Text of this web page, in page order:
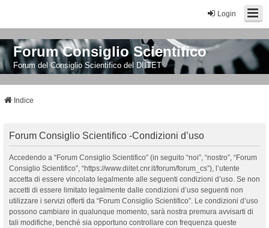
Login
Forum Consiglio Scientifico
Forum del Consiglio Scientifico del DIITET
Indice
Forum Consiglio Scientifico -Condizioni d’uso
Accedendo a “Forum Consiglio Scientifico” (in seguito “noi”, “nostro”, “Forum
Consiglio Scientifico”, “https://www.diitet.cnr.it/forum/forum_cs”), l’utente
accetta di essere vincolato legalmente alle seguenti condizioni d’uso. Se non
accetti di essere limitato legalmente dalle condizioni d’uso seguenti non
utilizzare i servizi offerti da “Forum Consiglio Scientifico”. Le condizioni d’uso
possono cambiare in qualunque momento, sarà nostra premura avvisarti di
tali modifiche, benché sia opportuno controllare con frequenza queste